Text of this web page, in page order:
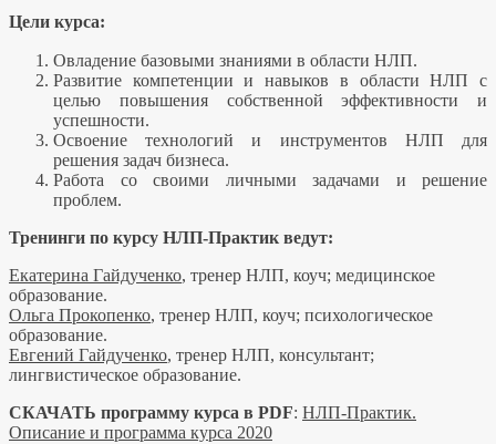
Цели курса:
Овладение базовыми знаниями в области НЛП.
Развитие компетенции и навыков в области НЛП с
целью повышения собственной эффективности и
успешности.
Освоение технологий и инструментов НЛП для
решения задач бизнеса.
Работа со своими личными задачами и решение
проблем.
Тренинги по курсу НЛП-Практик ведут:
Екатерина Гайдученко, тренер НЛП, коуч; медицинское
образование.
Ольга Прокопенко, тренер НЛП, коуч; психологическое
образование.
Евгений Гайдученко, тренер НЛП, консультант;
лингвистическое образование.
СКАЧАТЬ программу курса в PDF: НЛП-Практик.
Описание и программа курса 2020